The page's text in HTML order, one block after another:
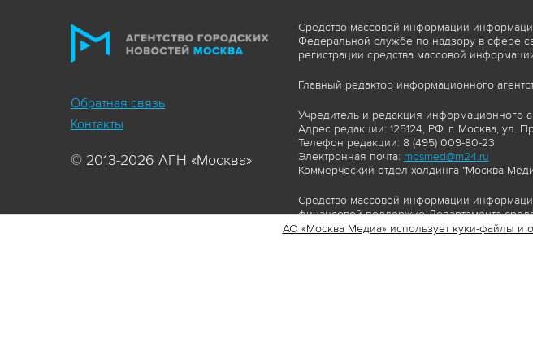
Обратная связь
Контакты
© 2013-2026 АГН «Москва»
Средство массовой информации
Федеральной службе по надзору в сфере
регистрации средства массовой
Главный редактор информационного
Учредитель и редакция информационного
Адрес редакции: 125124, РФ, г. Москва, ул.
Телефон редакции: 8 (495) 009-80-23
Электронная почта: mosmed@m24.ru
Коммерческий отдел холдинга "Москва
Средство массовой информации
финансовой поддержке Департамента
Сайт https://www.mskagency.ru содержит
АО «Москва Медиа» использует куки-файлы и